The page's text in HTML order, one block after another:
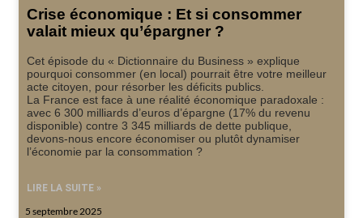
Crise économique : Et si consommer
valait mieux qu’épargner ?
Cet épisode du « Dictionnaire du Business » explique
pourquoi consommer (en local) pourrait être votre meilleur
acte citoyen, pour résorber les déficits publics.
La France est face à une réalité économique paradoxale :
avec 6 300 milliards d’euros d’épargne (17% du revenu
disponible) contre 3 345 milliards de dette publique,
devons-nous encore économiser ou plutôt dynamiser
l’économie par la consommation ?
LIRE LA SUITE »
5 septembre 2025